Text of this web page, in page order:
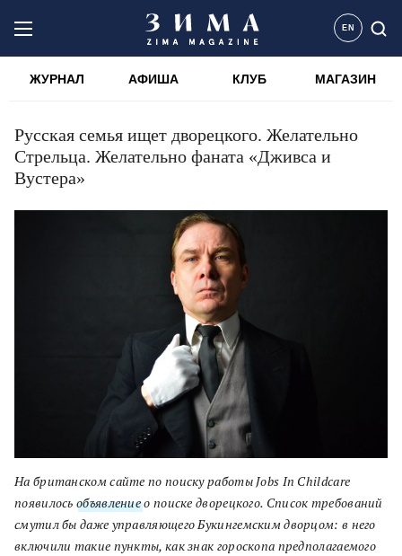
EN
ЖУРНАЛ АФИША КЛУБ МАГАЗИН
Русская семья ищет дворецкого. Желательно
Стрельца. Желательно фаната «Дживса и
Вустера»
На британском сайте по поиску работы Jobs In Childcare
появилось объявлениео поиске дворецкого. Список требований
смутил бы даже управляющего Букингемским дворцом: в него
включили такие пункты, как знак гороскопа предполагаемого